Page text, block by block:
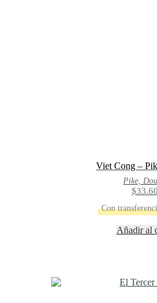
Viet Cong –
Pike,
$
Con
Añadir al